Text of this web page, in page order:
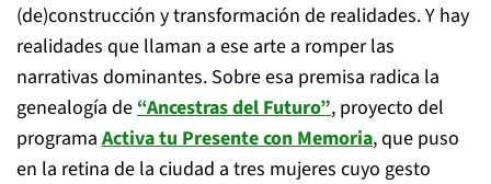
(de)construcción y transformación de realidades. Y hay
realidades que llaman a ese arte a romper las
narrativas dominantes. Sobre esa premisa radica la
genealogía de“Ancestras del Futuro”, proyecto del
programa Activa tu Presente con Memoria, que puso
en la retina de la ciudad a tres mujeres cuyo gesto